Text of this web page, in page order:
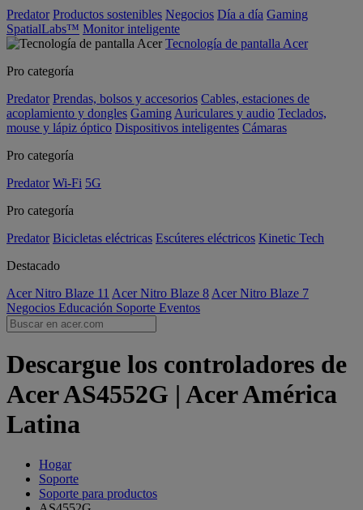
Predator Productos sostenibles Negocios Día a día Gaming
SpatialLabs™ Monitor inteligente
Tecnología de pantalla Acer
Pro categoría
Predator Prendas, bolsos y accesorios Cables, estaciones de
acoplamiento y dongles Gaming Auriculares y audio Teclados,
mouse y lápiz óptico Dispositivos inteligentes Cámaras
Pro categoría
Predator Wi-Fi 5G
Pro categoría
Predator Bicicletas eléctricas Escúteres eléctricos Kinetic Tech
Destacado
Acer Nitro Blaze 11 Acer Nitro Blaze 8 Acer Nitro Blaze 7
Negocios Educación Soporte Eventos
Descargue los controladores de
Acer AS4552G | Acer América
Latina
Hogar
Soporte
Soporte para productos